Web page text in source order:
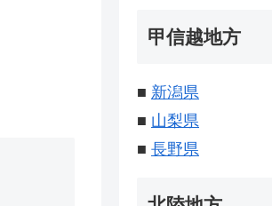
甲信越地方
■ 新潟県
■ 山梨県
■ 長野県